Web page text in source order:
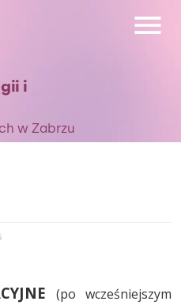
i
w Zabrzu
(po wcześniejszym